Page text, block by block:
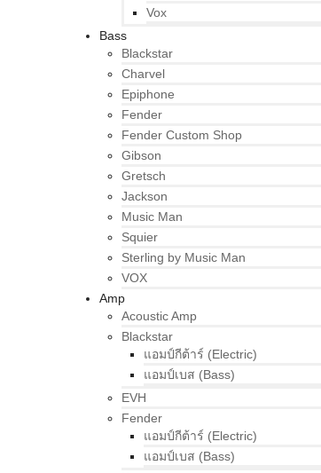
Vox
Bass
Blackstar
Charvel
Epiphone
Fender
Fender Custom Shop
Gibson
Gretsch
Jackson
Music Man
Squier
Sterling by Music Man
VOX
Amp
Acoustic Amp
Blackstar
แอมป์กีต้าร์ (Electric)
แอมป์เบส (Bass)
EVH
Fender
แอมป์กีต้าร์ (Electric)
แอมป์เบส (Bass)